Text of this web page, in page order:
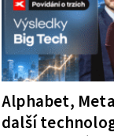
Alphabet,
další